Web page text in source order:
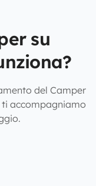
su
del Camper
accompagniamo